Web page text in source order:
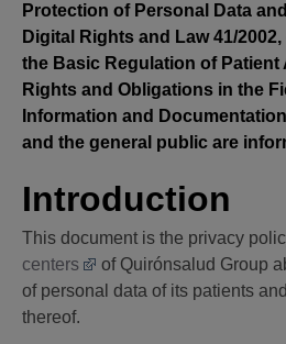
Protection of Personal Data
Digital Rights and Law 41/
the Basic Regulation of Patient
Rights and Obligations in the
Information and
and the general public are
Introduction
This document is the privacy
centers
of Quirónsalud Group
of personal data of its patients
thereof.